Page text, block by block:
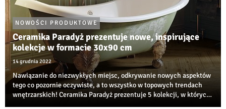
NOWOŚCI PRODUKTOWE
Ceramika Paradyż prezentuje nowe, inspirujące
kolekcje w formacie 30x90 cm
14 grudnia 2022
Nawiązanie do niezwykłych miejsc, odkrywanie nowych aspektów
tego co pozornie oczywiste, a to wszystko w topowych trendach
wnętrzarskich! Ceramika Paradyż prezentuje 5 kolekcji, w których